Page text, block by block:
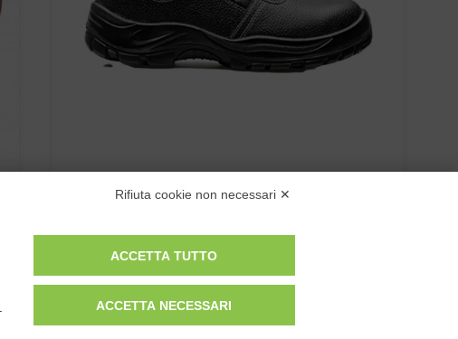
SCARPA BASSA WALKER S3
Rifiuta cookie non necessari ✕
ACCETTA TUTTO
ACCETTA NECESSARI